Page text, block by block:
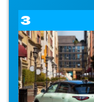
3